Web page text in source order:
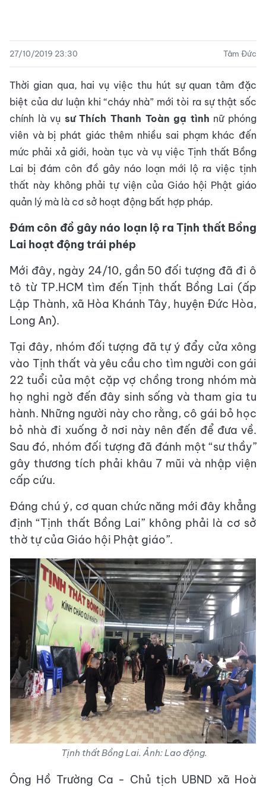
27/10/2019 23:30 Tâm Đức
Thời gian qua, hai vụ việc thu hút sự quan tâm đặc
biệt của dư luận khi “cháy nhà” mới tòi ra sự thật sốc
chính là vụ sư Thích Thanh Toàn gạ tình nữ phóng
viên và bị phát giác thêm nhiều sai phạm khác đến
mức phải xả giới, hoàn tục và vụ việc Tịnh thất Bồng
Lai bị đám côn đồ gây náo loạn mới lộ ra việc tịnh
thất này không phải tự viện của Giáo hội Phật giáo
quản lý mà là cơ sở hoạt động bất hợp pháp.
Đám côn đồ gây náo loạn lộ ra Tịnh thất Bồng
Lai hoạt động trái phép
Mới đây, ngày 24/10, gần 50 đối tượng đã đi ô
tô từ TP.HCM tìm đến Tịnh thất Bồng Lai (ấp
Lập Thành, xã Hòa Khánh Tây, huyện Đức Hòa,
Long An).
Tại đây, nhóm đối tượng đã tự ý đẩy cửa xông
vào Tịnh thất và yêu cầu cho tìm người con gái
22 tuổi của một cặp vợ chồng trong nhóm mà
họ nghi ngờ đến đây sinh sống và tham gia tu
hành. Những người này cho rằng, cô gái bỏ học
bỏ nhà đi xuống ở nơi này nên đến để đưa về.
Sau đó, nhóm đối tượng đã đánh một “sư thầy”
gây thương tích phải khâu 7 mũi và nhập viện
cấp cứu.
Đáng chú ý, cơ quan chức năng mới đây khẳng
định “Tịnh thất Bồng Lai” không phải là cơ sở
thờ tự của Giáo hội Phật giáo”.
Tịnh thất Bồng Lai. Ảnh: Lao động.
Ông Hồ Trường Ca - Chủ tịch UBND xã Hoà